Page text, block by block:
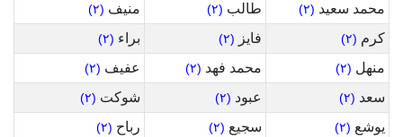
محمد سعيد (٢) طالب (٢) منيف (٢)
كرم (٢) فايز (٢) براء (٢)
منهل (٢) محمد فهد (٢) عفيف (٢)
سعد (٢) عبود (٢) شوكت (٢)
يوشع (٢) سجيع (٢) رباح (٢)